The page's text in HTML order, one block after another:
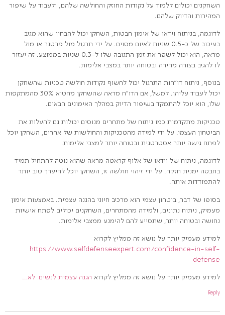
השחקנים יכולים ללמוד על נקודות החוזק והחולשה שלהם, ולעבוד על שיפור
המהירות והדיוק שלהם.
לדוגמה, בניתוח וידאו של אימון חבטות, השחקן יכול להבחין שהוא מגיב
בעיכוב של כ-0.5 שניות לאיום מסוים. על ידי תרגול מול פרטנר או מול
מראה, הוא יכול לשפר את זמן התגובה שלו ל-0.3 שניות בממוצע. זה יעזור
לו להגיב בצורה מהירה ובטוחה יותר במצבי אלימות.
בנוסף, ניתוח דו"חות התרגול יכול לחשוף נקודות חולשה טכניות שהשחקן
יכול לעבוד עליהן. למשל, אם הדו"ח מראה שהשחקן מחטיא 30% מהמתקפות
שלו, הוא יוכל להתמקד בשיפור הדיוק במהלך האימונים הבאים.
טכניקות מתקדמות כמו ניתוח של מתחרים מנוסים יכולות גם להעלות את
הביטחון העצמי. על ידי למידה מהטכניקות והחולשות של אחרים, השחקן יוכל
לפתח גישה יותר אסטרטגית ובטוחה יותר למצבי אלימות.
לדוגמה, ניתוח של וידאו של אלוף קראטה מראה שהוא נוטה להתחיל תמיד
בחבטה ימנית חזקה. על ידי זיהוי חולשה זו, השחקן יוכל להיערך טוב יותר
להתמודדות איתה.
בסופו של דבר, ביטחון עצמי הוא מרכיב חיוני בהגנה עצמית. באמצעות אימון
מעמיק, ניתוח נתונים, ולמידה מהמתחרים, השחקנים יכולים לפתח אישיות
נחושה ובטוחה יותר, שתסייע להם להימנע ממצבי אלימות.
למידע מעמיק יותר על נושא זה ממליץ לקרוא
https://www.selfdefenseexpert.com/confidence-in-self-
defense
למידע מעמיק יותר על נושא זה ממליץ לקרוא הגנה עצמית לנשים: לא…
Reply